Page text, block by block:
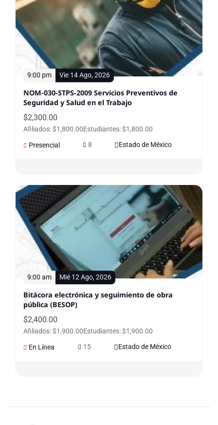
9:00 pm Vie 14 Ago, 2026
NOM-030-STPS-2009 Servicios Preventivos de
Seguridad y Salud en el Trabajo
$2,300.00
Afiliados: $1,800.00Estudiantes: $1,800.00
Presencial
8 Estado de México
9:00 am Mié 12 Ago, 2026
Bitácora electrónica y seguimiento de obra
pública (BESOP)
$2,400.00
Afiliados: $1,900.00Estudiantes: $1,900.00
En Línea
15 Estado de México